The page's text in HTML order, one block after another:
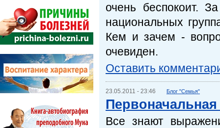
очень беспокоит.
национальных
Кем и зачем -
очевиден.
Оставить
23.05.2011 - 23:46 Блог "Семья"
Все знают